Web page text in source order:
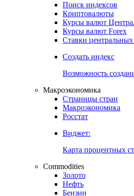
Получить доступ
Индикаторы рынка
Поиск индексов
Курсы валют
Ставки центральных
Создать индекс
Возможность
Страницы стран
Росстат
Виджет:
Карта процентных